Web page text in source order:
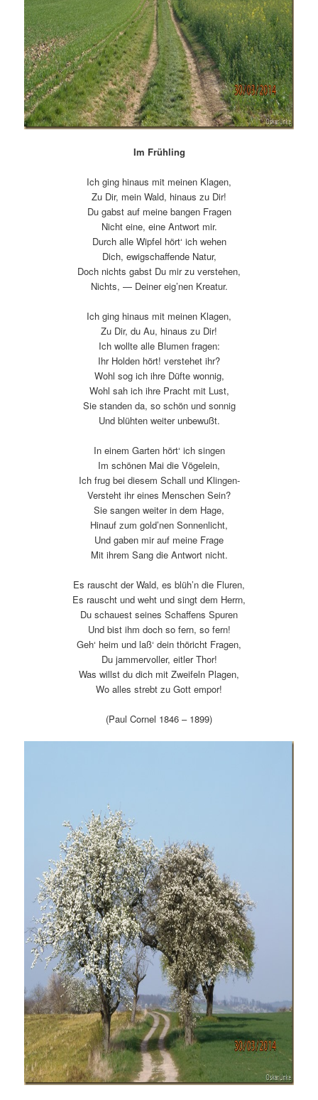
Im Frühling
Ich ging hinaus mit meinen Klagen,
Zu Dir, mein Wald, hinaus zu Dir!
Du gabst auf meine bangen Fragen
Nicht eine, eine Antwort mir.
Durch alle Wipfel hört‘ ich wehen
Dich, ewigschaffende Natur,
Doch nichts gabst Du mir zu verstehen,
Nichts, — Deiner eig’nen Kreatur.
Ich ging hinaus mit meinen Klagen,
Zu Dir, du Au, hinaus zu Dir!
Ich wollte alle Blumen fragen:
Ihr Holden hört! verstehet ihr?
Wohl sog ich ihre Düfte wonnig,
Wohl sah ich ihre Pracht mit Lust,
Sie standen da, so schön und sonnig
Und blühten weiter unbewußt.
In einem Garten hört‘ ich singen
Im schönen Mai die Vögelein,
Ich frug bei diesem Schall und Klingen-
Versteht ihr eines Menschen Sein?
Sie sangen weiter in dem Hage,
Hinauf zum gold’nen Sonnenlicht,
Und gaben mir auf meine Frage
Mit ihrem Sang die Antwort nicht.
Es rauscht der Wald, es blüh’n die Fluren,
Es rauscht und weht und singt dem Herrn,
Du schauest seines Schaffens Spuren
Und bist ihm doch so fern, so fern!
Geh‘ heim und laß‘ dein thöricht Fragen,
Du jammervoller, eitler Thor!
Was willst du dich mit Zweifeln Plagen,
Wo alles strebt zu Gott empor!
(Paul Cornel 1846 – 1899)